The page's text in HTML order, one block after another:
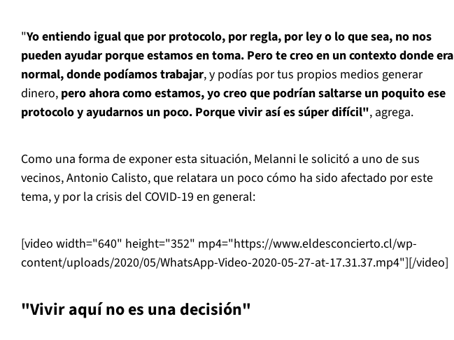
"Yo entiendo igual que por protocolo, por regla, por ley o lo que sea, no nos
pueden ayudar porque estamos en toma. Pero te creo en un contexto donde era
normal, donde podíamos trabajar, y podías por tus propios medios generar
dinero, pero ahora como estamos, yo creo que podrían saltarse un poquito ese
protocolo y ayudarnos un poco. Porque vivir así es súper difícil", agrega.
Como una forma de exponer esta situación, Melanni le solicitó a uno de sus
vecinos, Antonio Calisto, que relatara un poco cómo ha sido afectado por este
tema, y por la crisis del COVID-19 en general:
[video width="640" height="352" mp4="https://www.eldesconcierto.cl/wp-
content/uploads/2020/05/WhatsApp-Video-2020-05-27-at-17.31.37.mp4"][/video]
"Vivir aquí no es una decisión"